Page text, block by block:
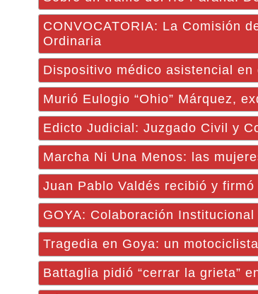
CONVOCATORIA: La Comisión
Ordinaria
Dispositivo médico asistencial
Murió Eulogio “Ohio” Márquez,
Edicto Judicial: Juzgado Civil y
Marcha Ni Una Menos: las
Juan Pablo Valdés recibió y
GOYA: Colaboración
Tragedia en Goya: un
Battaglia pidió “cerrar la grieta”